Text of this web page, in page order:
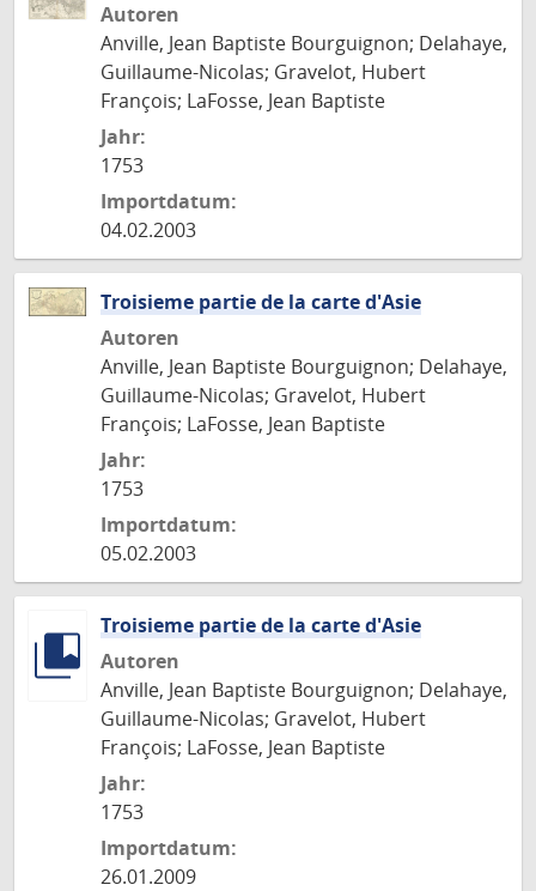
Autoren
Anville, Jean Baptiste Bourguignon; Delahaye,
Guillaume-Nicolas; Gravelot, Hubert
François; LaFosse, Jean Baptiste
Jahr:
1753
Importdatum:
04.02.2003
Troisieme partie de la carte d'Asie
Autoren
Anville, Jean Baptiste Bourguignon; Delahaye,
Guillaume-Nicolas; Gravelot, Hubert
François; LaFosse, Jean Baptiste
Jahr:
1753
Importdatum:
05.02.2003
Troisieme partie de la carte d'Asie
Autoren
Anville, Jean Baptiste Bourguignon; Delahaye,
Guillaume-Nicolas; Gravelot, Hubert
François; LaFosse, Jean Baptiste
Jahr:
1753
Importdatum:
26.01.2009